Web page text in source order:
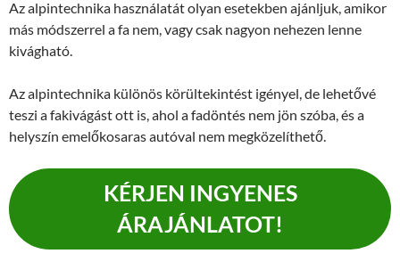
Az alpintechnika használatát olyan esetekben ajánljuk, amikor
más módszerrel a fa nem, vagy csak nagyon nehezen lenne
kivágható.
Az alpintechnika különös körültekintést igényel, de lehetővé
teszi a fakivágást ott is, ahol a fadöntés nem jön szóba, és a
helyszín emelőkosaras autóval nem megközelíthető.
KÉRJEN INGYENES
ÁRAJÁNLATOT!